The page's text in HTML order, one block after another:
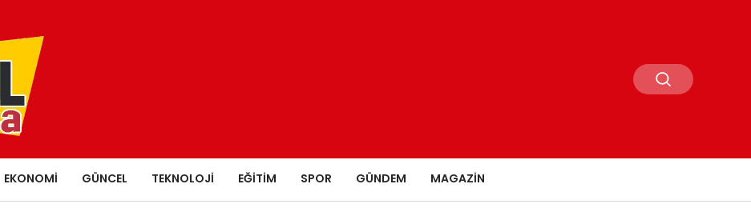
EKONOMI GÜNCEL TEKNOLOJI EĞITIM SPOR GÜNDEM MAGAZIN